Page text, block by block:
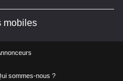
mobiles
sommes-nous ?